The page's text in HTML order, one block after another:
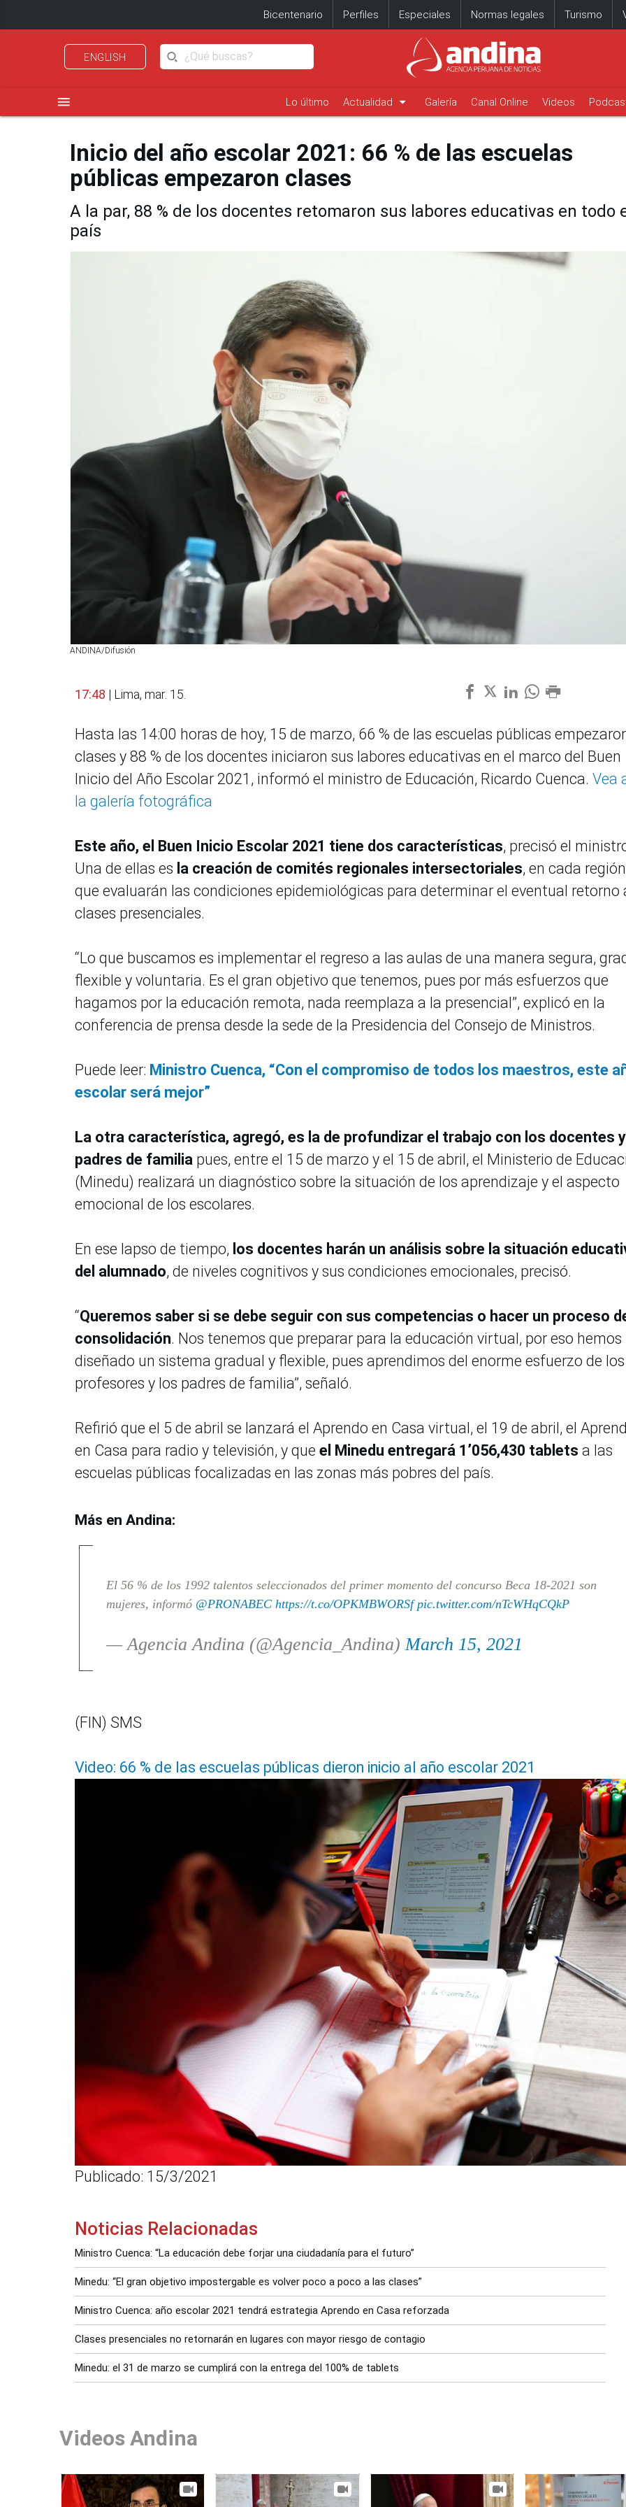
Bicentenario Perfiles Especiales Normas legales Turismo
ENGLISH
menu Lo último Actualidad arrow_drop_down Galería Canal Online Videos
Inicio del año escolar 2021: 66 % de las escuelas
públicas empezaron clases
A la par, 88 % de los docentes retomaron sus labores educativas en todo
país
ANDINA/Difusión
17:48 | Lima, mar. 15.
Hasta las 14:00 horas de hoy, 15 de marzo, 66 % de las escuelas públicas
clases y 88 % de los docentes iniciaron sus labores educativas en el marco del Buen
Inicio del Año Escolar 2021, informó el ministro de Educación, Ricardo Cuenca. Vea
la galería fotográfica
Este año, el Buen Inicio Escolar 2021 tiene dos características, precisó el
Una de ellas es la creación de comités regionales intersectoriales, en cada
que evaluarán las condiciones epidemiológicas para determinar el eventual retorno
clases presenciales.
“Lo que buscamos es implementar el regreso a las aulas de una manera segura,
flexible y voluntaria. Es el gran objetivo que tenemos, pues por más esfuerzos que
hagamos por la educación remota, nada reemplaza a la presencial”, explicó en la
conferencia de prensa desde la sede de la Presidencia del Consejo de Ministros.
Puede leer: Ministro Cuenca, “Con el compromiso de todos los maestros, este
escolar será mejor”
La otra característica, agregó, es la de profundizar el trabajo con los docentes y
padres de familia pues, entre el 15 de marzo y el 15 de abril, el Ministerio de
(Minedu) realizará un diagnóstico sobre la situación de los aprendizaje y el aspecto
emocional de los escolares.
En ese lapso de tiempo, los docentes harán un análisis sobre la situación
del alumnado, de niveles cognitivos y sus condiciones emocionales, precisó.
“Queremos saber si se debe seguir con sus competencias o hacer un proceso
consolidación. Nos tenemos que preparar para la educación virtual, por eso hemos
diseñado un sistema gradual y flexible, pues aprendimos del enorme esfuerzo de los
profesores y los padres de familia”, señaló.
Refirió que el 5 de abril se lanzará el Aprendo en Casa virtual, el 19 de abril, el
en Casa para radio y televisión, y que el Minedu entregará 1’056,430 tablets a las
escuelas públicas focalizadas en las zonas más pobres del país.
Más en Andina:
El 56 % de los 1992 talentos seleccionados del primer momento del concurso Beca 18-2021 son
mujeres, informó @PRONABEC https://t.co/OPKMBWORSf pic.twitter.com/nTcWHqCQkP
— Agencia Andina (@Agencia_Andina)March 15, 2021
(FIN) SMS
Video: 66 % de las escuelas públicas dieron inicio al año escolar 2021
Publicado: 15/3/2021
Noticias Relacionadas
Ministro Cuenca: “La educación debe forjar una ciudadanía para el futuro”
Minedu: “El gran objetivo impostergable es volver poco a poco a las clases”
Ministro Cuenca: año escolar 2021 tendrá estrategia Aprendo en Casa reforzada
Clases presenciales no retornarán en lugares con mayor riesgo de contagio
Minedu: el 31 de marzo se cumplirá con la entrega del 100% de tablets
Videos Andina